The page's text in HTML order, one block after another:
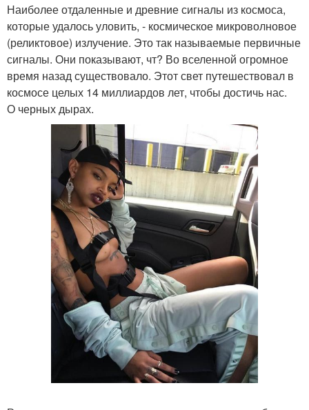
Наиболее отдаленные и древние сигналы из космоса,
которые удалось уловить, - космическое микроволновое
(реликтовое) излучение. Это так называемые первичные
сигналы. Они показывают, чт? Во вселенной огромное
время назад существовало. Этот свет путешествовал в
космосе целых 14 миллиардов лет, чтобы достичь нас.
О черных дырах.